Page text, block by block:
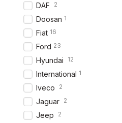
DAF 2
Doosan 1
Fiat 16
Ford 23
Hyundai 12
International 1
Iveco 2
Jaguar 2
Jeep 2